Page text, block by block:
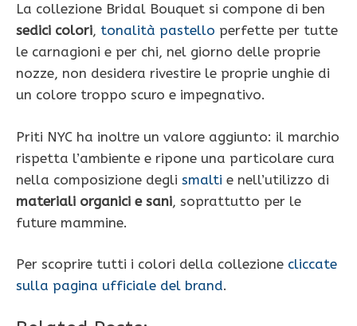
La collezione Bridal Bouquet si compone di ben
sedici colori, tonalità pastello perfette per tutte
le carnagioni e per chi, nel giorno delle proprie
nozze, non desidera rivestire le proprie unghie di
un colore troppo scuro e impegnativo.
Priti NYC ha inoltre un valore aggiunto: il marchio
rispetta l’ambiente e ripone una particolare cura
nella composizione degli smalti e nell’utilizzo di
materiali organici e sani, soprattutto per le
future mammine.
Per scoprire tutti i colori della collezione cliccate
sulla pagina ufficiale del brand.